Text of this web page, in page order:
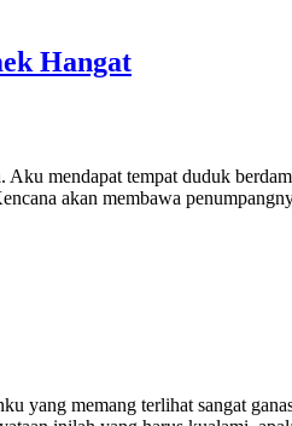
Hangat
mendapat tempat duduk
akan membawa
yang memang terlihat sangat